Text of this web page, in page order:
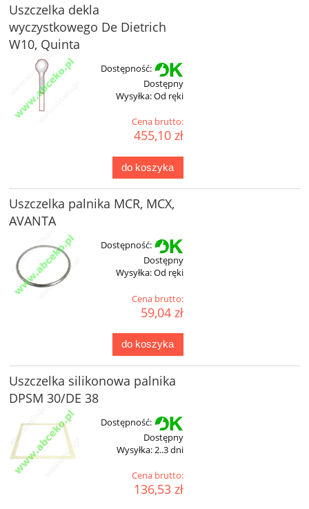
Uszczelka dekla
wyczystkowego De Dietrich
W10, Quinta
Dostępność:
Dostępny
Wysyłka:Od ręki
Cena brutto:
455,10 zł
do koszyka
Uszczelka palnika MCR, MCX,
AVANTA
Dostępność:
Dostępny
Wysyłka:Od ręki
Cena brutto:
59,04 zł
do koszyka
Uszczelka silikonowa palnika
DPSM 30/DE 38
Dostępność:
Dostępny
Wysyłka:2..3 dni
Cena brutto:
136,53 zł